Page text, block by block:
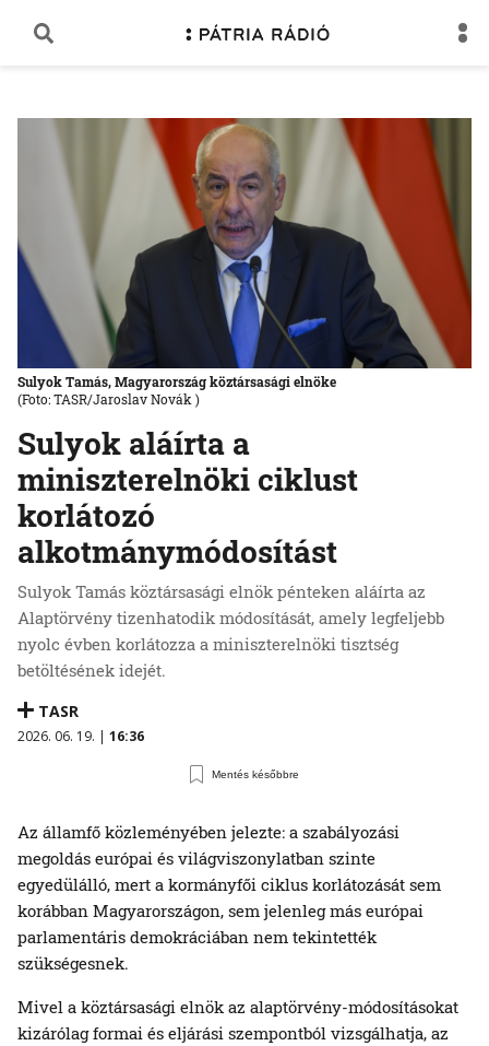
Sulyok aláírta a
miniszterelnöki ciklust
korlátozó
alkotmánymódosítást
Sulyok Tamás köztársasági elnök pénteken aláírta az
Alaptörvény tizenhatodik módosítását, amely legfeljebb
nyolc évben korlátozza a miniszterelnöki tisztség
betöltésének idejét.
TASR
2026. 06. 19. | 16:36
Mentés későbbre
Sulyok Tamás, Magyarország köztársasági elnöke
(Foto: TASR/Jaroslav Novák )
Az államfő közleményében jelezte: a szabályozási
megoldás európai és világviszonylatban szinte
egyedülálló, mert a kormányfői ciklus korlátozását sem
korábban Magyarországon, sem jelenleg más európai
parlamentáris demokráciában nem tekintették
szükségesnek.
Mivel a köztársasági elnök az alaptörvény-módosításokat
kizárólag formai és eljárási szempontból vizsgálhatja, az